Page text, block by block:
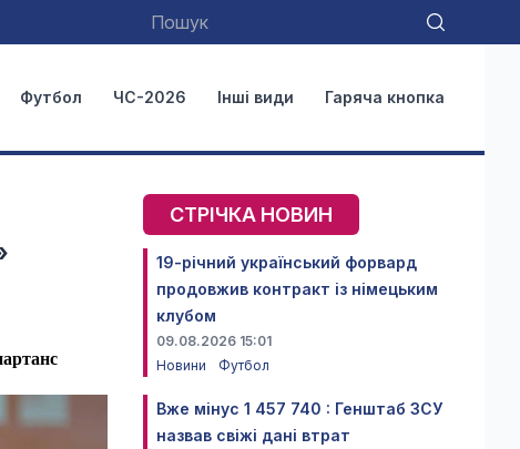
Футбол ЧС-2026 Інші види Гаряча кнопка
СТРІЧКА НОВИН
19-річний український форвард
продовжив контракт із німецьким
клубом
09.08.2026 15:01
Новини
Футбол
Вже мінус 1 457 740 : Генштаб ЗСУ
назвав свіжі дані втрат